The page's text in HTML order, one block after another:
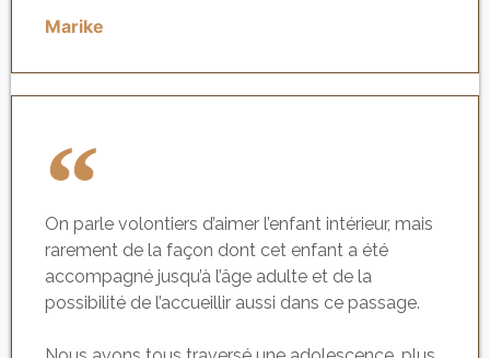
Marike
On parle volontiers d’aimer l’enfant intérieur, mais
rarement de la façon dont cet enfant a été
accompagné jusqu’à l’âge adulte et de la
possibilité de l’accueillir aussi dans ce passage.